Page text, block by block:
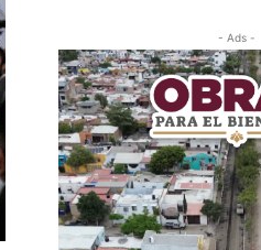
- Ads -